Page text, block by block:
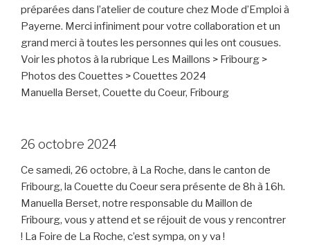
préparées dans l’atelier de couture chez Mode d’Emploi à
Payerne. Merci infiniment pour votre collaboration et un
grand merci à toutes les personnes qui les ont cousues.
Voir les photos à la rubrique Les Maillons > Fribourg >
Photos des Couettes > Couettes 2024
Manuella Berset, Couette du Coeur, Fribourg
26 octobre 2024
Ce samedi, 26 octobre, à La Roche, dans le canton de
Fribourg, la Couette du Coeur sera présente de 8h à 16h.
Manuella Berset, notre responsable du Maillon de
Fribourg, vous y attend et se réjouit de vous y rencontrer
! La Foire de La Roche, c’est sympa, on y va !